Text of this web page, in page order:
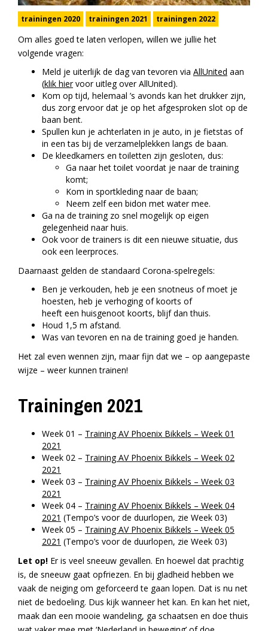
trainingen 2020 trainingen 2021 trainingen 2022
Om alles goed te laten verlopen, willen we jullie het
volgende vragen:
Meld je uiterlijk de dag van tevoren via AllUnited aan
(klik hiervoor uitleg over AllUnited).
Kom op tijd, helemaal ’s avonds kan het drukker zijn,
dus zorg ervoor dat je op het afgesproken slot op de
baan bent.
Spullen kun je achterlaten in je auto, in je fietstas of
in een tas bij de verzamelplekken langs de baan.
De kleedkamers en toiletten zijn gesloten, dus:
Ga naar het toilet voordat je naar de training
komt;
Kom in sportkleding naar de baan;
Neem zelf een bidon met water mee.
Ga na de training zo snel mogelijk op eigen
gelegenheid naar huis.
Ook voor de trainers is dit een nieuwe situatie, dus
ook een leerproces.
Daarnaast gelden de standaard Corona-spelregels:
Ben je verkouden, heb je een snotneus of moet je
hoesten, heb je verhoging of koorts of
heeft een huisgenoot koorts, blijf dan thuis.
Houd 1,5 m afstand.
Was van tevoren en na de training goed je handen.
Het zal even wennen zijn, maar fijn dat we – op aangepaste
wijze – weer kunnen trainen!
Trainingen 2021
Week 01 – Training AV Phoenix Bikkels – Week 01
2021
Week 02 – Training AV Phoenix Bikkels – Week 02
2021
Week 03 – Training AV Phoenix Bikkels – Week 03
2021
Week 04 – Training AV Phoenix Bikkels – Week 04
2021 (Tempo’s voor de duurlopen, zie Week 03)
Week 05 – Training AV Phoenix Bikkels – Week 05
2021 (Tempo’s voor de duurlopen, zie Week 03)
Let op! Er is veel sneeuw gevallen. En hoewel dat prachtig
is, de sneeuw gaat opfriezen. En bij gladheid hebben we
vaak de neiging om geforceerd te gaan lopen. Dat is nu net
niet de bedoeling. Dus kijk wanneer het kan. En kan het niet,
maak dan een mooie wandeling, ga schaatsen en doe thuis